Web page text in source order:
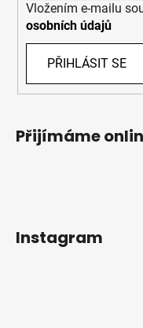
Vložením e-mailu
osobních údajů
PŘIHLÁSIT SE
Přijímáme
Instagram